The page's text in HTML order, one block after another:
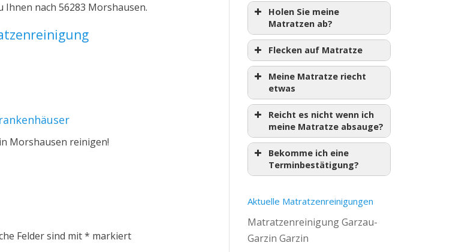
nach 56283 Morshausen.
Morshausen reinigen!
Felder sind mit* markiert
Holen Sie meine
Matratzen ab?
Flecken auf Matratze
Meine Matratze riecht
etwas
Reicht es nicht wenn ich
meine Matratze absauge?
Bekomme ich eine
Terminbestätigung?
Aktuelle Matratzenreinigungen
Matratzenreinigung Garzau-
Garzin Garzin